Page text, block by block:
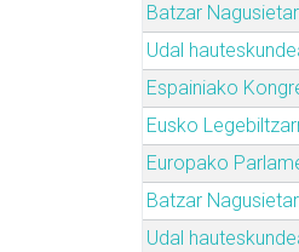
Batzar
Udal
Espainiako
Eusko
Europako
Batzar
Udal